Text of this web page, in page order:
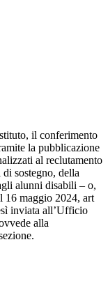
il conferimento
la pubblicazione
al reclutamento
sostegno, della
alunni disabili – o,
16 maggio 2024, art
inviata all’Ufficio
alla